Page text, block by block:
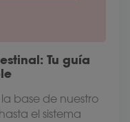
Tu guía
base de nuestro
el sistema